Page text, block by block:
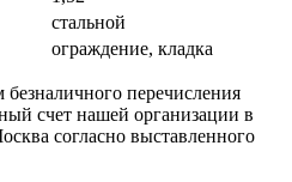
стальной
ограждение, кладка
перечисления
счет нашей организации в
согласно выставленного